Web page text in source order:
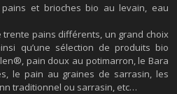
et brioches bio au levain, eau
pains différents, un grand choix
qu’une sélection de produits bio
pain doux au potimarron, le Bara
le pain au graines de sarrasin, les
traditionnel ou sarrasin, etc…